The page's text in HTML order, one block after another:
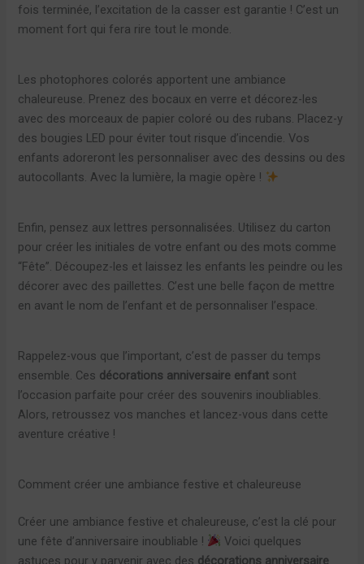
fois terminée, l’excitation de la casser est garantie ! C’est un
moment fort qui fera rire tout le monde.
Les photophores colorés apportent une ambiance
chaleureuse. Prenez des bocaux en verre et décorez-les
avec des morceaux de papier coloré ou des rubans. Placez-y
des bougies LED pour éviter tout risque d’incendie. Vos
enfants adoreront les personnaliser avec des dessins ou des
autocollants. Avec la lumière, la magie opère !
Enfin, pensez aux lettres personnalisées. Utilisez du carton
pour créer les initiales de votre enfant ou des mots comme
“Fête”. Découpez-les et laissez les enfants les peindre ou les
décorer avec des paillettes. C’est une belle façon de mettre
en avant le nom de l’enfant et de personnaliser l’espace.
Rappelez-vous que l’important, c’est de passer du temps
ensemble. Ces décorations anniversaire enfant sont
l’occasion parfaite pour créer des souvenirs inoubliables.
Alors, retroussez vos manches et lancez-vous dans cette
aventure créative !
Comment créer une ambiance festive et chaleureuse
Créer une ambiance festive et chaleureuse, c’est la clé pour
une fête d’anniversaire inoubliable !
Voici quelques
astuces pour y parvenir avec des décorations anniversaire